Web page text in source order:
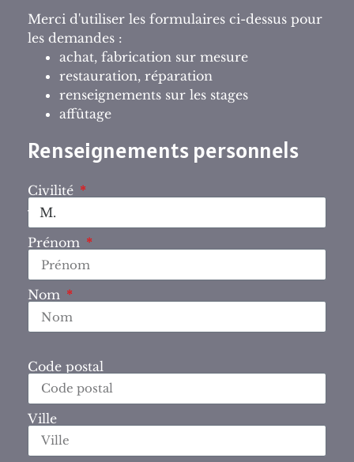
Merci d'utiliser les formulaires ci-dessus pour
les demandes :
achat, fabrication sur mesure
restauration, réparation
renseignements sur les stages
affûtage
Renseignements personnels
Civilité
Prénom
Nom
Code postal
Ville